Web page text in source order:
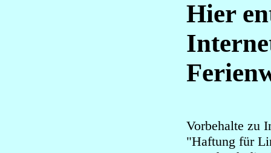
Hier
Vorbehalte zu
"Haftung für